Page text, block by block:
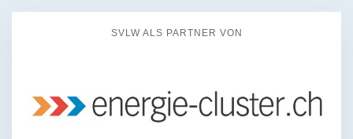
SVLW ALS PARTNER VON